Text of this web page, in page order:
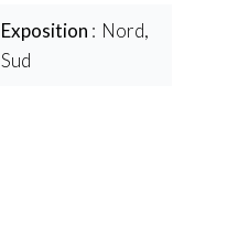
Exposition
Nord,
Sud